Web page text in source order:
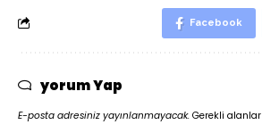
Facebook
yorum Yap
E-posta adresiniz yayınlanmayacak. Gerekli alanlar